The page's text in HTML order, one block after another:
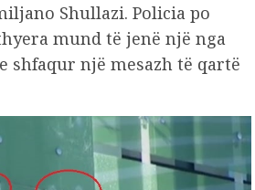
Shullazi. Policia po
mund të jenë një nga
një mesazh të qartë